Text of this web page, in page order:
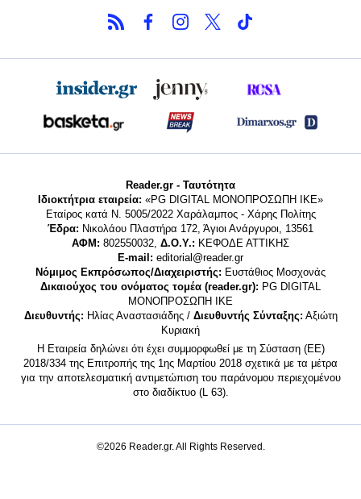
Reader.gr - Ταυτότητα
Ιδιοκτήτρια εταιρεία: «PG DIGITAL MONΟΠΡΟΣΩΠΗ ΙΚΕ»
Εταίρος κατά Ν. 5005/2022 Χαράλαμπος - Χάρης Πολίτης
Έδρα: Νικολάου Πλαστήρα 172, Άγιοι Ανάργυροι, 13561
ΑΦΜ: 802550032, Δ.Ο.Υ.: ΚΕΦΟΔΕ ΑΤΤΙΚΗΣ
E-mail: editorial@reader.gr
Νόμιμος Εκπρόσωπος/Διαχειριστής: Ευστάθιος Μοσχονάς
Δικαιούχος του ονόματος τομέα (reader.gr): PG DIGITAL
MONΟΠΡΟΣΩΠΗ ΙΚΕ
Διευθυντής: Ηλίας Αναστασιάδης / Διευθυντής Σύνταξης: Αξιώτη
Κυριακή
Η Εταιρεία δηλώνει ότι έχει συμμορφωθεί με τη Σύσταση (ΕΕ)
2018/334 της Επιτροπής της 1ης Μαρτίου 2018 σχετικά με τα μέτρα
για την αποτελεσματική αντιμετώπιση του παράνομου περιεχομένου
στο διαδίκτυο (L 63).
©2026 Reader.gr. All Rights Reserved.